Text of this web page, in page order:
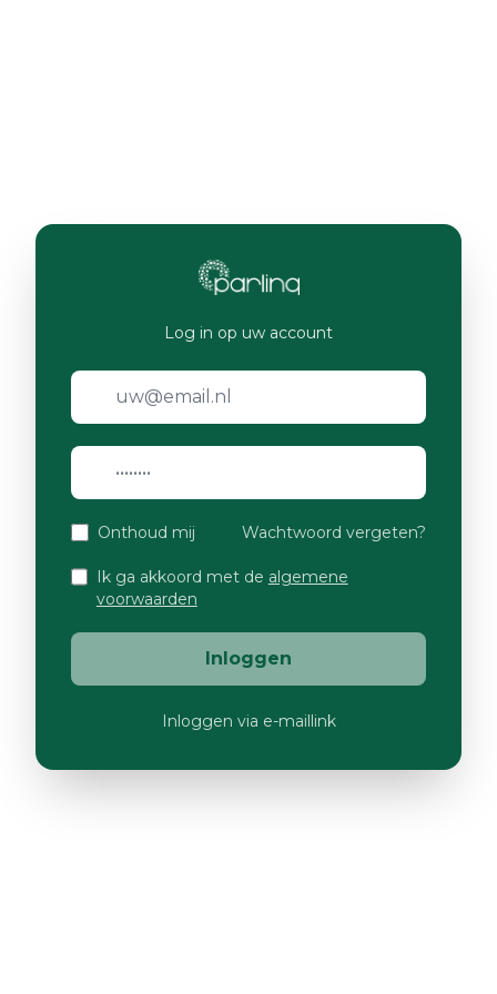
Log in op uw account
Onthoud mij Wachtwoord vergeten?
Ik ga akkoord met de algemene
voorwaarden
Inloggen
Inloggen via e-maillink